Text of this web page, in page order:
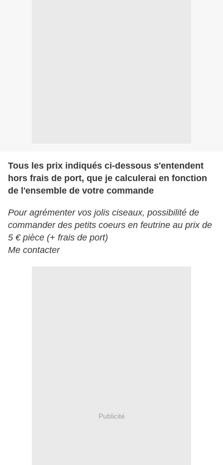
Tous les prix indiqués ci-dessous s'entendent
hors frais de port, que je calculerai en fonction
de l'ensemble de votre commande
Pour agrémenter vos jolis ciseaux, possibilité de
commander des petits coeurs en feutrine au prix de
5 € pièce (+ frais de port)
Me contacter
Publicité